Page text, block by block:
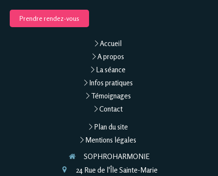
Prendre rendez-vous
Accueil
A propos
La séance
Infos pratiques
Témoignages
Contact
Plan du site
Mentions légales
SOPHROHARMONIE
24 Rue de l'Île Sainte-Marie